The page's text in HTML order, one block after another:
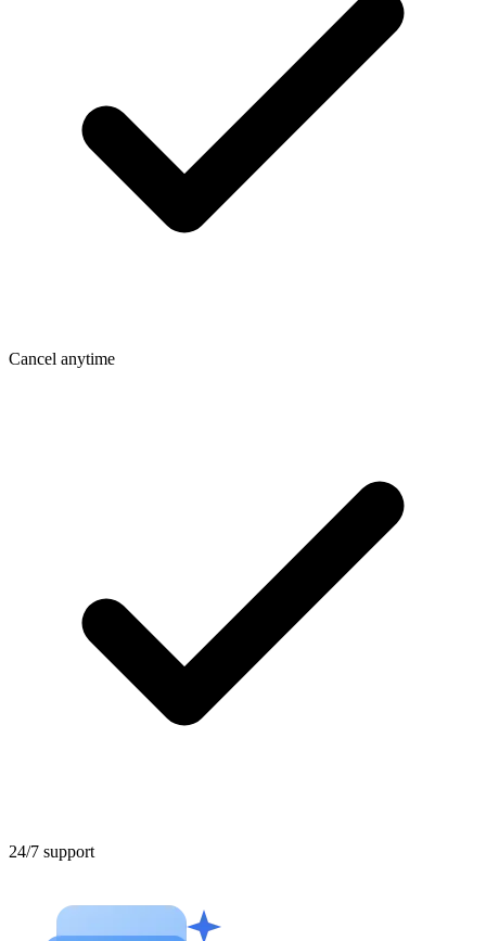
Cancel anytime
24/7 support